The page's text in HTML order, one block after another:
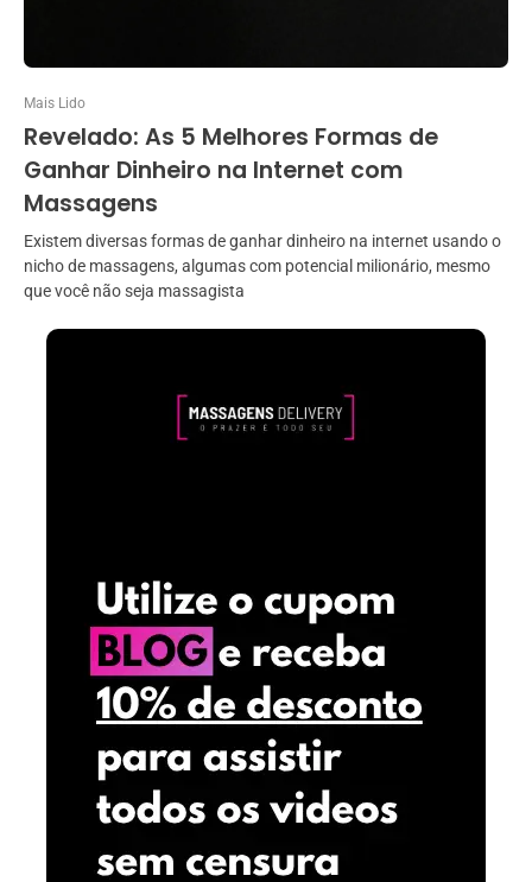
Mais Lido
Revelado: As 5 Melhores Formas de
Ganhar Dinheiro na Internet com
Massagens
Existem diversas formas de ganhar dinheiro na internet usando o
nicho de massagens, algumas com potencial milionário, mesmo
que você não seja massagista